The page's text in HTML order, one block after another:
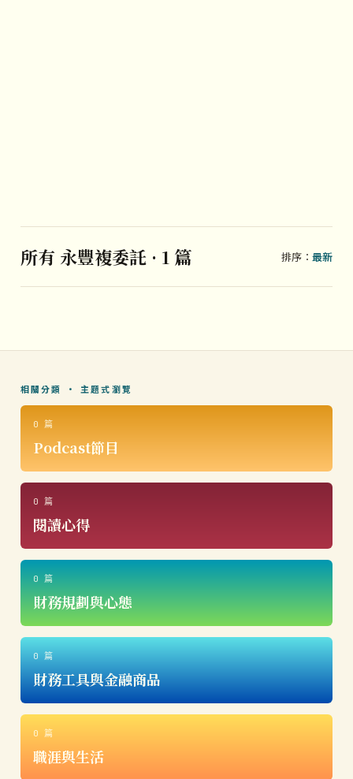
所有 永豐複委託 · 1 篇 排序：最新
相關分類 · 主題式瀏覽
0 篇
Podcast節目
0 篇
閱讀心得
0 篇
財務規劃與心態
0 篇
財務工具與金融商品
0 篇
職涯與生活